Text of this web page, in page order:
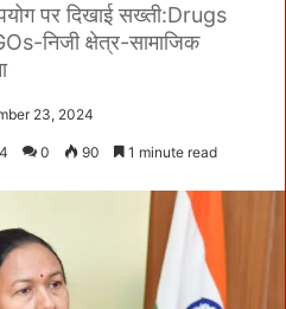
पर दिखाई सख्ती:Drugs
निजी क्षेत्र-सामाजिक
23, 2024
0 90 1 minute read